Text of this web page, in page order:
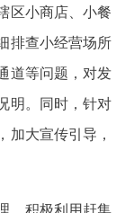
区小商店、小餐
排查小经营场所
道等问题，对发
明。同时，针对
大宣传引导，